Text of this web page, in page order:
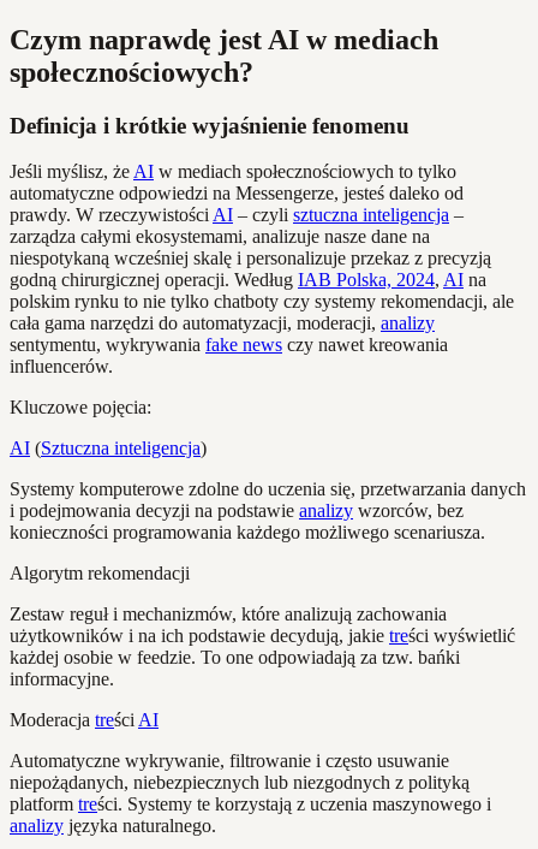
Czym naprawdę jest AI w mediach
społecznościowych?
Definicja i krótkie wyjaśnienie fenomenu
Jeśli myślisz, że AI w mediach społecznościowych to tylko
automatyczne odpowiedzi na Messengerze, jesteś daleko od
prawdy. W rzeczywistości AI – czyli sztuczna inteligencja –
zarządza całymi ekosystemami, analizuje nasze dane na
niespotykaną wcześniej skalę i personalizuje przekaz z precyzją
godną chirurgicznej operacji. Według IAB Polska, 2024, AI na
polskim rynku to nie tylko chatboty czy systemy rekomendacji, ale
cała gama narzędzi do automatyzacji, moderacji, analizy
sentymentu, wykrywania fake news czy nawet kreowania
influencerów.
Kluczowe pojęcia:
AI (Sztuczna inteligencja)
Systemy komputerowe zdolne do uczenia się, przetwarzania danych
i podejmowania decyzji na podstawie analizy wzorców, bez
konieczności programowania każdego możliwego scenariusza.
Algorytm rekomendacji
Zestaw reguł i mechanizmów, które analizują zachowania
użytkowników i na ich podstawie decydują, jakie treści wyświetlić
każdej osobie w feedzie. To one odpowiadają za tzw. bańki
informacyjne.
Moderacja treści AI
Automatyczne wykrywanie, filtrowanie i często usuwanie
niepożądanych, niebezpiecznych lub niezgodnych z polityką
platform treści. Systemy te korzystają z uczenia maszynowego i
analizy języka naturalnego.